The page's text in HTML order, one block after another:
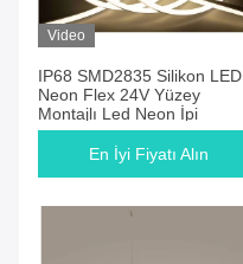
Video
IP68 SMD2835 Silikon LED
Neon Flex 24V Yüzey
Montajlı Led Neon İpi
En İyi Fiyatı Alın